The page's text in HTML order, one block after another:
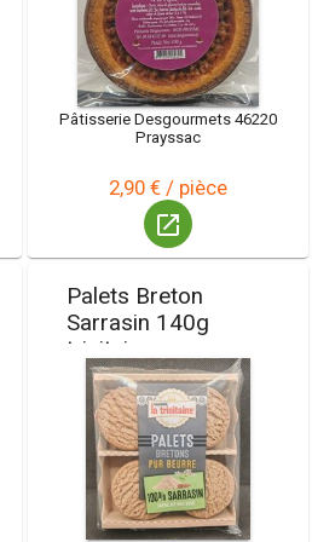
Pâtisserie Desgourmets 46220
Prayssac
2,90 € / pièce
launch
Palets Breton
Sarrasin 140g
trinitaine